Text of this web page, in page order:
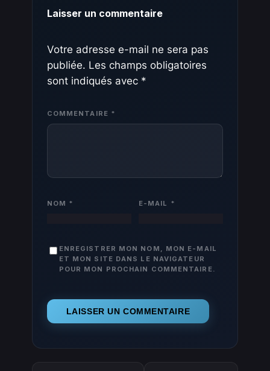
Laisser un commentaire
Votre adresse e-mail ne sera pas
publiée. Les champs obligatoires
sont indiqués avec *
COMMENTAIRE *
NOM * E-MAIL *
ENREGISTRER MON NOM, MON E-MAIL
ET MON SITE DANS LE NAVIGATEUR
POUR MON PROCHAIN COMMENTAIRE.